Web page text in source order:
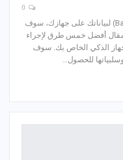
إذا كنت تريد عمل نسخ احتياطي (Back up) لبياناتك على جهازك، سوف
أفضل خمس طرق لإجراء
الذكي الخاص بك. سوف
للحصول…